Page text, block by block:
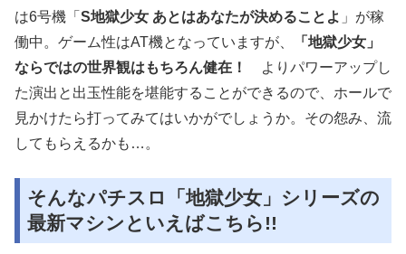
は6号機「 S地獄少女 あとはあなたが決めることよ 」が稼
働中。ゲーム性はAT機となっていますが、
「地獄少女」
ならではの世界観はもちろん健在！
よりパワーアップし
た演出と出玉性能を堪能することができるので、ホールで
見かけたら打ってみてはいかがでしょうか。その怨み、流
してもらえるかも…。
そんなパチスロ「地獄少女」シリーズの
最新マシンといえばこちら!!